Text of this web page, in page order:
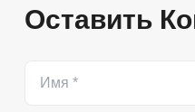
Оставить